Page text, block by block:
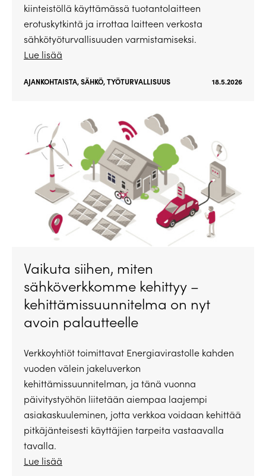
kiinteistöllä käyttämässä tuotantolaitteen
erotuskytkintä ja irrottaa laitteen verkosta
sähkötyöturvallisuuden varmistamiseksi.
Lue lisää
AJANKOHTAISTA,SÄHKÖ,TYÖTURVALLISUUS 18.5.2026
Vaikuta siihen, miten
sähköverkkomme kehittyy –
kehittämissuunnitelma on nyt
avoin palautteelle
Verkkoyhtiöt toimittavat Energiavirastolle kahden
vuoden välein jakeluverkon
kehittämissuunnitelman, ja tänä vuonna
päivitystyöhön liitetään aiempaa laajempi
asiakaskuuleminen, jotta verkkoa voidaan kehittää
pitkäjänteisesti käyttäjien tarpeita vastaavalla
tavalla.
Lue lisää